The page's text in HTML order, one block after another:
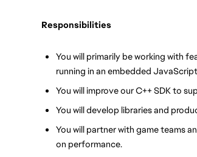
Responsibilities
You will primarily be working with
running in an embedded
You will improve our C++ SDK to
You will develop libraries and
You will partner with game teams
on performance.